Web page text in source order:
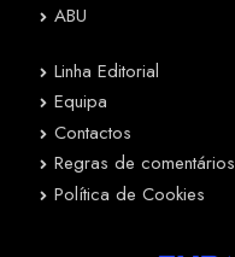
ABU
Linha Editorial
Equipa
Contactos
Regras de comentários
Política de Cookies